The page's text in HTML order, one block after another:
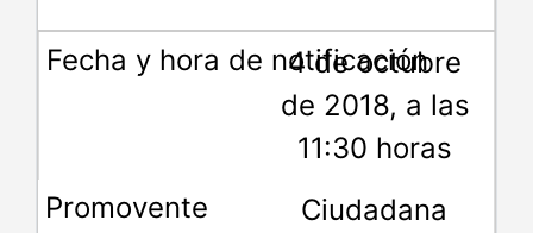
4 de octubre
de 2018, a las
11:30 horas
Ciudadana